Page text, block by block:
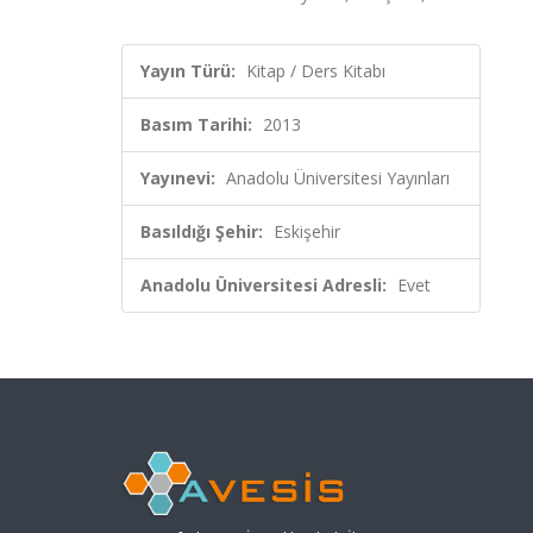
Yayın Türü: Kitap / Ders Kitabı
Basım Tarihi: 2013
Yayınevi: Anadolu Üniversitesi Yayınları
Basıldığı Şehir: Eskişehir
Anadolu Üniversitesi Adresli: Evet